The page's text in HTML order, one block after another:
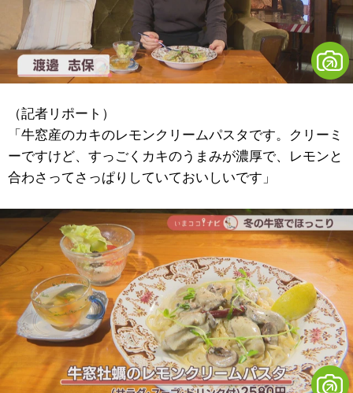
（記者リポート）
「牛窓産のカキのレモンクリームパスタです。クリーミ
ーですけど、すっごくカキのうまみが濃厚で、レモンと
合わさってさっぱりしていておいしいです」